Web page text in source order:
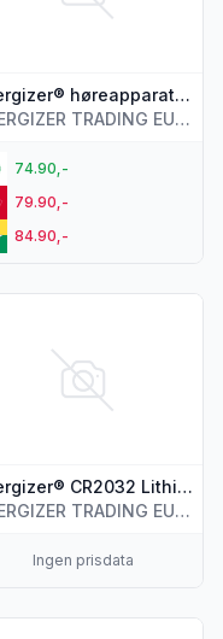
Energizer® høreapparatsbatterier 312
ENERGIZER TRADING EUROPE B.V.
74.90,-
79.90,-
84.90,-
Energizer® CR2032 Lithium Perfomance batterier
ENERGIZER TRADING EUROPE B.V.
Ingen prisdata